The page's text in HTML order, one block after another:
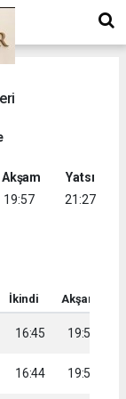
Akşam
19:57
Yatsı
21:27
İkindi Akşam
16:45 19:57
16:44 19:56